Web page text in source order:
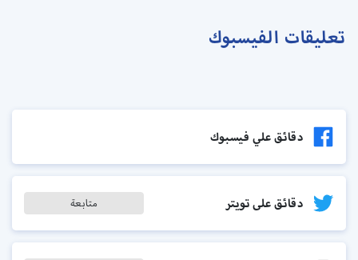
تعليقات الفيسبوك
دقائق علي فيسبوك
دقائق على تويتر متابعة